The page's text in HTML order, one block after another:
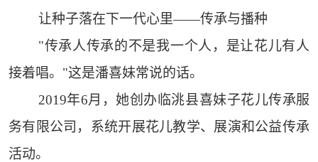
让种子落在下一代心里——传承与播种
"传承人传承的不是我一个人，是让花儿有人
接着唱。"这是潘喜妹常说的话。
2019年6月，她创办临洮县喜妹子花儿传承服
务有限公司，系统开展花儿教学、展演和公益传承
活动。